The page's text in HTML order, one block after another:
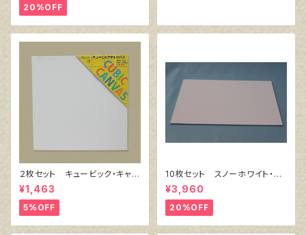
20%OFF
２枚セット キュービック・キャン
バス白（縦200㎜×横200㎜×厚
38㎜）
¥1,463
5%OFF
10枚セット スノーホワイト・キ
ャンバスボード F4 サイズ
333㎜x242㎜
¥3,960
20%OFF